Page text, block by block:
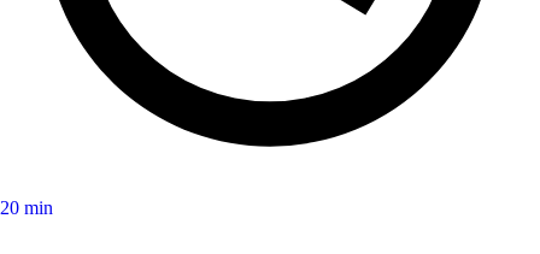
20 min